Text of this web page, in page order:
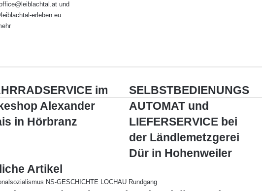
und
erleben.eu
im
Alexander
in Hörbranz
SELBSTBEDIENUNGSAUTOMAT
und
LIEFERSERVICE
bei
Ländlemetzgerei
Dür
in
SELBSTBEDIENUNGS
AUTOMAT und
LIEFERSERVICE bei
der Ländlemetzgerei
Dür in Hohenweiler
Artikel